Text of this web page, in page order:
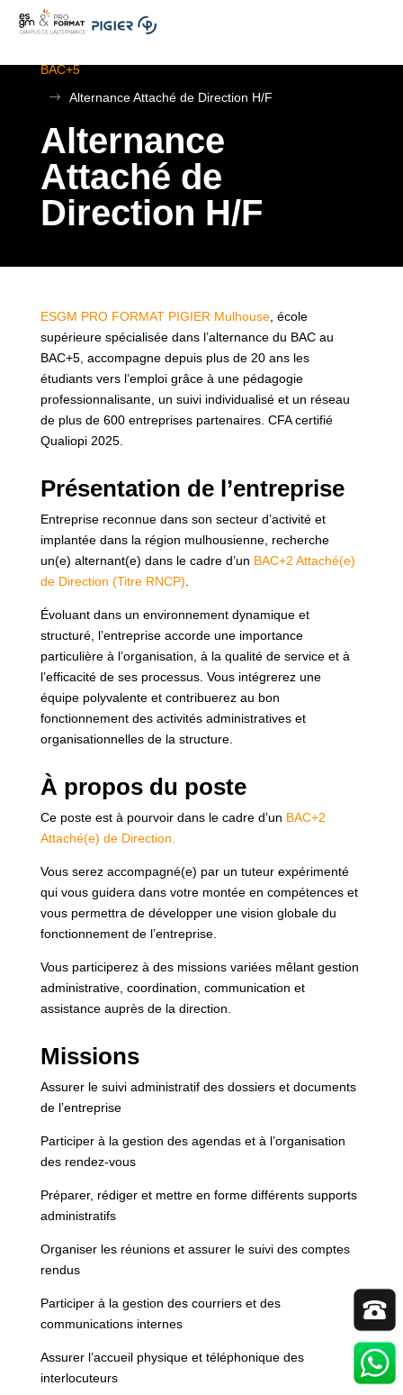
BAC+5
$
Alternance Attaché de Direction H/F
Alternance
Attaché de
Direction H/F
ESGM PRO FORMAT PIGIER Mulhouse, école
supérieure spécialisée dans l’alternance du BAC au
BAC+5, accompagne depuis plus de 20 ans les
étudiants vers l’emploi grâce à une pédagogie
professionnalisante, un suivi individualisé et un réseau
de plus de 600 entreprises partenaires. CFA certifié
Qualiopi 2025.
Présentation de l’entreprise
Entreprise reconnue dans son secteur d’activité et
implantée dans la région mulhousienne, recherche
un(e) alternant(e) dans le cadre d’un BAC+2 Attaché(e)
de Direction (Titre RNCP)
Évoluant dans un environnement dynamique et
structuré, l’entreprise accorde une importance
particulière à l’organisation, à la qualité de service et à
l’efficacité de ses processus. Vous intégrerez une
équipe polyvalente et contribuerez au bon
fonctionnement des activités administratives et
organisationnelles de la structure.
À propos du poste
Ce poste est à pourvoir dans le cadre d’un BAC+2
Attaché(e) de Direction.
Vous serez accompagné(e) par un tuteur expérimenté
qui vous guidera dans votre montée en compétences et
vous permettra de développer une vision globale du
fonctionnement de l’entreprise.
Vous participerez à des missions variées mêlant gestion
administrative, coordination, communication et
assistance auprès de la direction.
Missions
Assurer le suivi administratif des dossiers et documents
de l’entreprise
Participer à la gestion des agendas et à l’organisation
des rendez-vous
Préparer, rédiger et mettre en forme différents supports
administratifs
Organiser les réunions et assurer le suivi des comptes
rendus
Participer à la gestion des courriers et des
communications internes
Assurer l’accueil physique et téléphonique des
interlocuteurs